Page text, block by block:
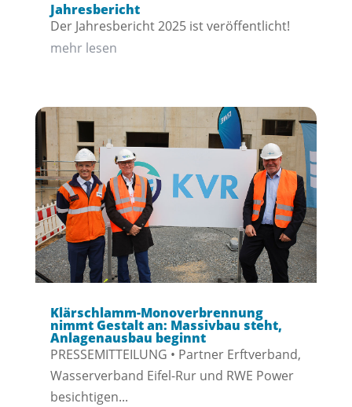
Jahresbericht
Der Jahresbericht 2025 ist veröffentlicht!
mehr lesen
Klärschlamm-Monoverbrennung
nimmt Gestalt an: Massivbau steht,
Anlagenausbau beginnt
PRESSEMITTEILUNG • Partner Erftverband,
Wasserverband Eifel-Rur und RWE Power
besichtigen...